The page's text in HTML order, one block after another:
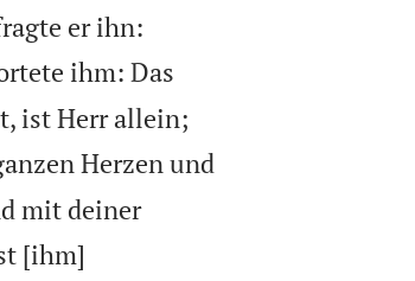
er ihn:
ihm: Das
ist Herr allein;
Herzen und
mit deiner
[ihm]